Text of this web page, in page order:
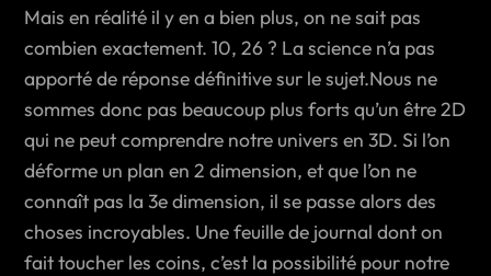
Mais en réalité il y en a bien plus, on ne sait pas
combien exactement. 10, 26 ? La science n’a pas
apporté de réponse définitive sur le sujet.Nous ne
sommes donc pas beaucoup plus forts qu’un être 2D
qui ne peut comprendre notre univers en 3D. Si l’on
déforme un plan en 2 dimension, et que l’on ne
connaît pas la 3e dimension, il se passe alors des
choses incroyables. Une feuille de journal dont on
fait toucher les coins, c’est la possibilité pour notre